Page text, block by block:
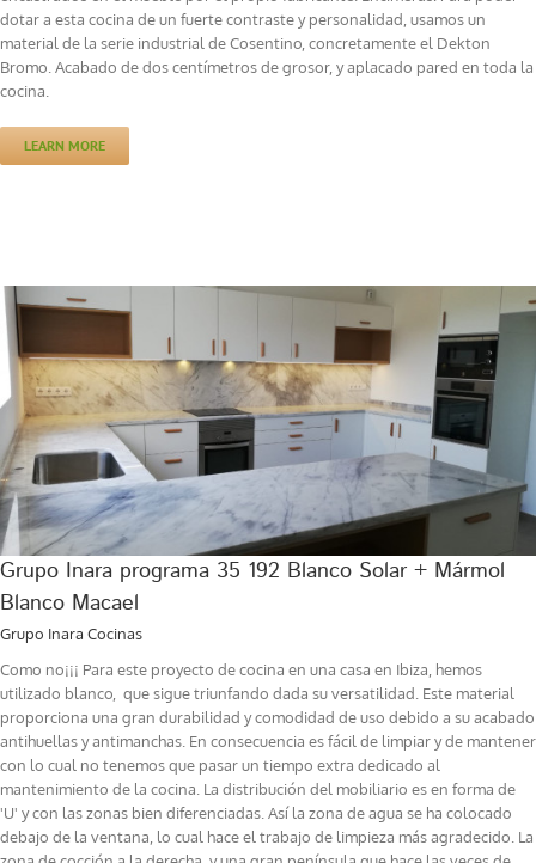
dotar a esta cocina de un fuerte contraste y personalidad, usamos un
material de la serie industrial de Cosentino, concretamente el Dekton
Bromo. Acabado de dos centímetros de grosor, y aplacado pared en toda la
cocina.
LEARN MORE
Grupo Inara programa 35 192 Blanco Solar + Mármol
Blanco Macael
Grupo Inara Cocinas
Como no¡¡¡ Para este proyecto de cocina en una casa en Ibiza, hemos
utilizado blanco, que sigue triunfando dada su versatilidad. Este material
proporciona una gran durabilidad y comodidad de uso debido a su acabado
antihuellas y antimanchas. En consecuencia es fácil de limpiar y de mantener
con lo cual no tenemos que pasar un tiempo extra dedicado al
mantenimiento de la cocina. La distribución del mobiliario es en forma de
'U' y con las zonas bien diferenciadas. Así la zona de agua se ha colocado
debajo de la ventana, lo cual hace el trabajo de limpieza más agradecido. La